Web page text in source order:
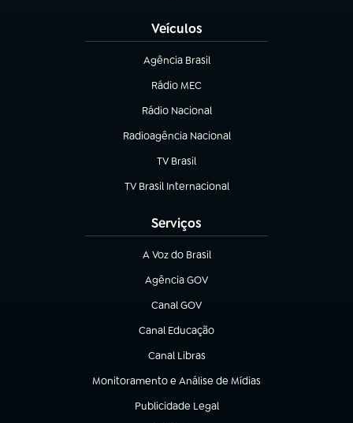
Veículos
Agência Brasil
(abre em nova aba)
Rádio MEC
(abre em nova aba)
Rádio Nacional
Radioagência Nacional
(abre em nova aba)
TV Brasil
(abre em nova aba)
TV Brasil Internacional
(abre em nova aba)
Serviços
A Voz do Brasil
(abre em nova aba)
Agência GOV
(abre em nova aba)
Canal GOV
(abre em nova aba)
Canal Educação
(abre em nova aba)
Canal Libras
(abre em nova aba)
Monitoramento e Análise de Mídias
(abre em nova aba)
Publicidade Legal
(abre em nova aba)